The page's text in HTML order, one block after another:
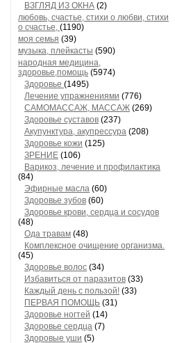
ВЗГЛЯД ИЗ ОКНА (2)
любовь, счастье, стихи о любви, стихи
о счастье, (1190)
моя семья (39)
музыка, плейкасты (590)
народная медицина,
здоровье,помощь (5974)
Здоровье (1495)
Лечение упражнениями (776)
САМОМАССАЖ, МАССАЖ (269)
Здоровье суставов (237)
Акупунктура, акупрессура (208)
Здоровье кожи (125)
ЗРЕНИЕ (106)
Варикоз, лечение и профилактика
(84)
Эфирные масла (60)
Здоровье зубов (60)
Здоровье крови, сердца и сосудов
(48)
Ода травам (48)
Комплексное очищение организма.
(45)
Здоровье волос (34)
Избавиться от паразитов (33)
Каждый день с пользой! (33)
ПЕРВАЯ ПОМОЩЬ (31)
Здоровье ногтей (14)
Здоровье сердца (7)
Здоровые уши (5)